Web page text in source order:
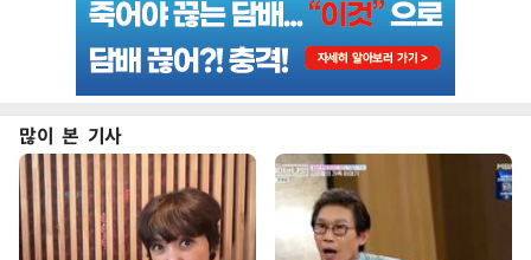
많이 본 기사